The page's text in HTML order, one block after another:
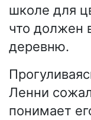
школе для
что должен
деревню.
Ленни
понимает